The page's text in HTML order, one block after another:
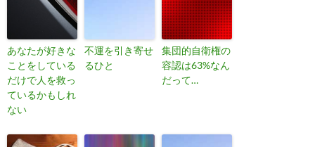
あなたが好きな
ことをしている
だけで人を救っ
ているかもしれ
ない
不運を引き寄せ
るひと
集団的自衛権の
容認は63%なん
だって…